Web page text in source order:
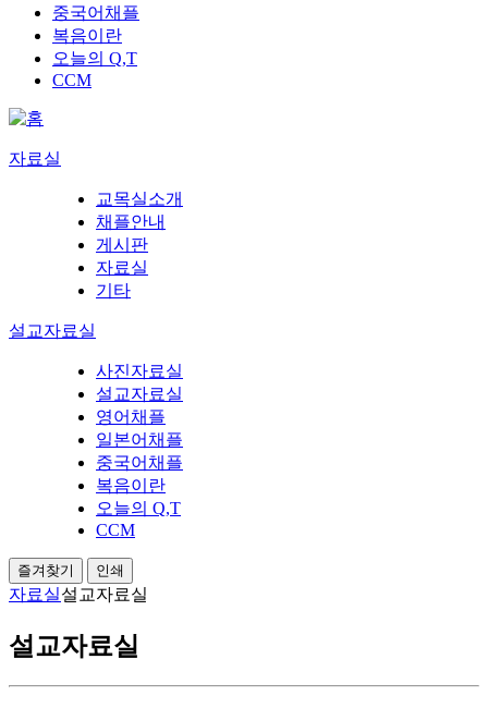
중국어채플
복음이란
오늘의 Q,T
CCM
자료실
교목실소개
채플안내
게시판
자료실
기타
설교자료실
사진자료실
설교자료실
영어채플
일본어채플
중국어채플
복음이란
오늘의 Q,T
CCM
즐겨찾기 인쇄
자료실설교자료실
설교자료실